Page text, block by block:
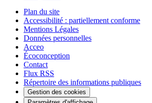
Plan du site
Accessibilité : partiellement conforme
Mentions Légales
Données personnelles
Acceo
Écoconception
Contact
Flux RSS
Répertoire des informations publiques
Gestion des cookies